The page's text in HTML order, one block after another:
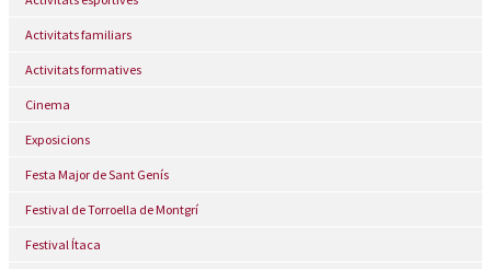
Activitats familiars
Activitats formatives
Cinema
Exposicions
Festa Major de Sant Genís
Festival de Torroella de Montgrí
Festival Ítaca